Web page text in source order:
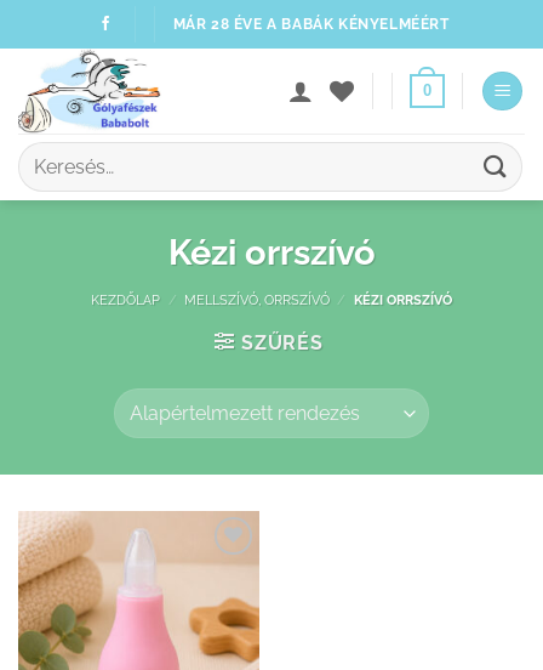
to
content
MÁR 28 ÉVE A BABÁK KÉNYELMÉÉRT
0
Keresés
a
Kézi orrszívó
KEZDŐLAP / MELLSZÍVÓ, ORRSZÍVÓ / KÉZI ORRSZÍVÓ
SZŰRÉS